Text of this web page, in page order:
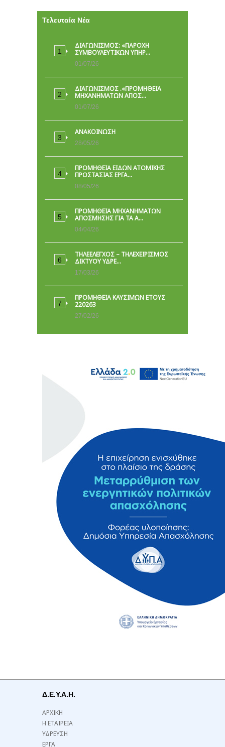
Τελευταία Νέα
ΔΙΑΓΩΝΙΣΜΟΣ: «ΠΑΡΟΧΉ
ΣΥΜΒΟΥΛΕΥΤΙΚΏΝ ΥΠΗΡ…
01/07/26
ΔΙΑΓΩΝΙΣΜΟΣ .«ΠΡΟΜΗΘΕΙΑ
ΜΗΧΑΝΗΜΑΤΩΝ ΑΠΟΣ…
01/07/26
ΑΝΑΚΟΙΝΩΣΗ
28/05/26
ΠΡΟΜΉΘΕΙΑ ΕΙΔΏΝ ΑΤΟΜΙΚΉΣ
ΠΡΟΣΤΑΣΊΑΣ ΕΡΓΑ…
08/05/26
ΠΡΟΜΗΘΕΙΑ ΜΗΧΑΝΗΜΑΤΩΝ
ΑΠΟΣΜΗΣΗΣ ΓΙΑ ΤΑ Α…
04/04/26
ΤΗΛΕΕΛΕΓΧΟΣ – ΤΗΛΕΧΕΙΡΙΣΜΟΣ
ΔΙΚΤΥΟΥ ΥΔΡΕ…
17/03/26
ΠΡΟΜΗΘΕΙΑ ΚΑΥΣΙΜΩΝ ΕΤΟΥΣ
220263
27/02/26
Δ.Ε.Υ.Α.Η.
ΑΡΧΙΚΗ
Η ΕΤΑΙΡΕΙΑ
ΥΔΡΕΥΣΗ
ΕΡΓΑ